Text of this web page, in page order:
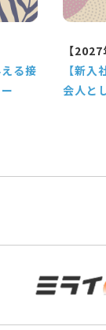
る接
【
【新
会人と